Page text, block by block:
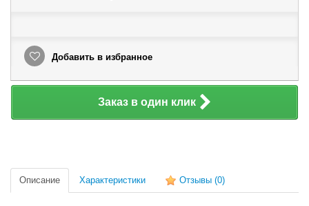
Добавить в избранное
Заказ в один клик
Описание Характеристики Отзывы (0)